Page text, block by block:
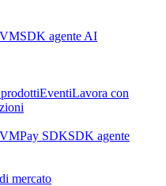
SDK agente AI
EventiLavora con
Pay SDKSDK agente
mercato